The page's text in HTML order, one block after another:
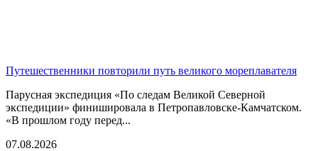
Путешественники повторили путь великого мореплавателя
Парусная экспедиция «По следам Великой Северной
экспедиции» финишировала в Петропавловске-Камчатском.
«В прошлом году перед...
07.08.2026